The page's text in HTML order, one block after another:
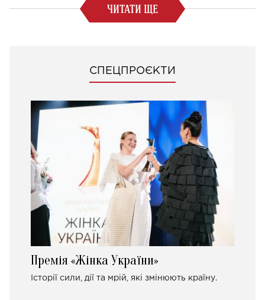
ЧИТАТИ ЩЕ
СПЕЦПРОЄКТИ
Премія «Жінка України»
Історії сили, дії та мрій, які змінюють країну.